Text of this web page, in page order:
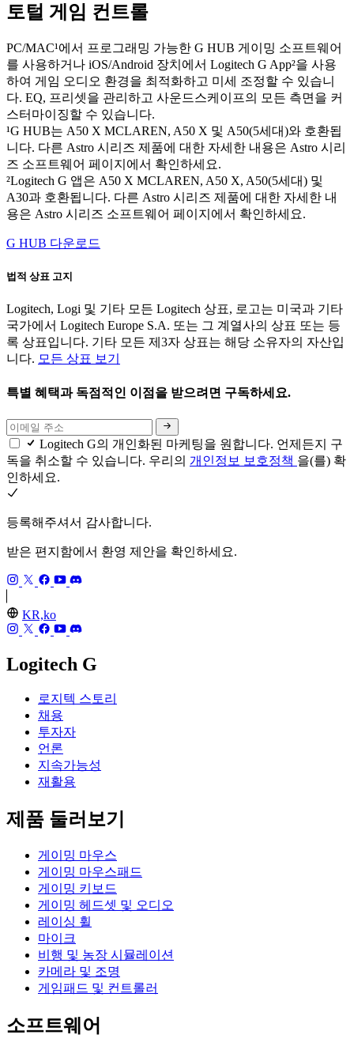
토털 게임 컨트롤
PC/MAC¹에서 프로그래밍 가능한 G HUB 게이밍 소프트웨어
를 사용하거나 iOS/Android 장치에서 Logitech G App²을 사용
하여 게임 오디오 환경을 최적화하고 미세 조정할 수 있습니
다. EQ, 프리셋을 관리하고 사운드스케이프의 모든 측면을 커
스터마이징할 수 있습니다.
¹G HUB는 A50 X MCLAREN, A50 X 및 A50(5세대)와 호환됩
니다. 다른 Astro 시리즈 제품에 대한 자세한 내용은 Astro 시리
즈 소프트웨어 페이지에서 확인하세요.
²Logitech G 앱은 A50 X MCLAREN, A50 X, A50(5세대) 및
A30과 호환됩니다. 다른 Astro 시리즈 제품에 대한 자세한 내
용은 Astro 시리즈 소프트웨어 페이지에서 확인하세요.
G HUB 다운로드
법적 상표 고지
Logitech, Logi 및 기타 모든 Logitech 상표, 로고는 미국과 기타
국가에서 Logitech Europe S.A. 또는 그 계열사의 상표 또는 등
록 상표입니다. 기타 모든 제3자 상표는 해당 소유자의 자산입
니다. 모든 상표 보기
특별 혜택과 독점적인 이점을 받으려면 구독하세요.
Logitech G의 개인화된 마케팅을 원합니다. 언제든지 구
독을 취소할 수 있습니다. 우리의 개인정보 보호정책 을(를) 확
인하세요.
등록해주셔서 감사합니다.
받은 편지함에서 환영 제안을 확인하세요.
KR,ko
Logitech G
로지텍 스토리
채용
투자자
언론
지속가능성
재활용
제품 둘러보기
게이밍 마우스
게이밍 마우스패드
게이밍 키보드
게이밍 헤드셋 및 오디오
레이싱 휠
마이크
비행 및 농장 시뮬레이션
카메라 및 조명
게임패드 및 컨트롤러
소프트웨어